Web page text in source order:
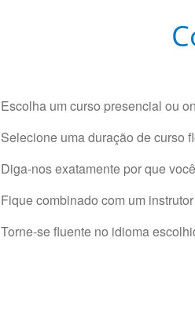
Escolha um curso presencial ou
Selecione uma duração de curso
Diga-nos exatamente por que
Fique combinado com um
Torne-se fluente no idioma